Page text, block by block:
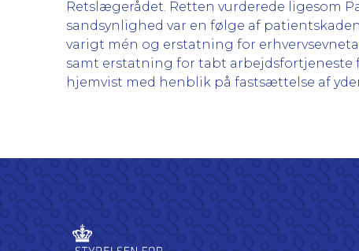
Retslægerådet. Retten vurderede ligesom
sandsynlighed var en følge af
varigt mén og erstatning for
samt erstatning for tabt arbejdsfortjeneste
hjemvist med henblik på fastsættelse af